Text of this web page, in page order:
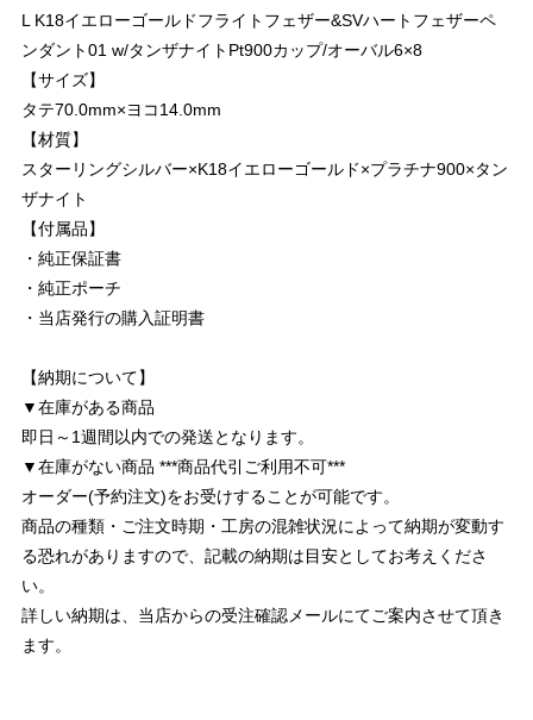
L K18イエローゴールドフライトフェザー&SVハートフェザーペ
ンダント01 w/タンザナイトPt900カップ/オーバル6×8
【サイズ】
タテ70.0mm×ヨコ14.0mm
【材質】
スターリングシルバー×K18イエローゴールド×プラチナ900×タン
ザナイト
【付属品】
・純正保証書
・純正ポーチ
・当店発行の購入証明書
【納期について】
▼在庫がある商品
即日～1週間以内での発送となります。
▼在庫がない商品 ***商品代引ご利用不可***
オーダー(予約注文)をお受けすることが可能です。
商品の種類・ご注文時期・工房の混雑状況によって納期が変動す
る恐れがありますので、記載の納期は目安としてお考えくださ
い。
詳しい納期は、当店からの受注確認メールにてご案内させて頂き
ます。